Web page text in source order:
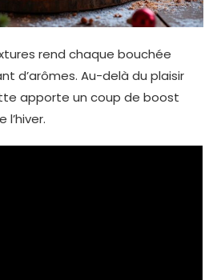
rend chaque bouchée
d’arômes. Au-delà du plaisir
apporte un coup de boost